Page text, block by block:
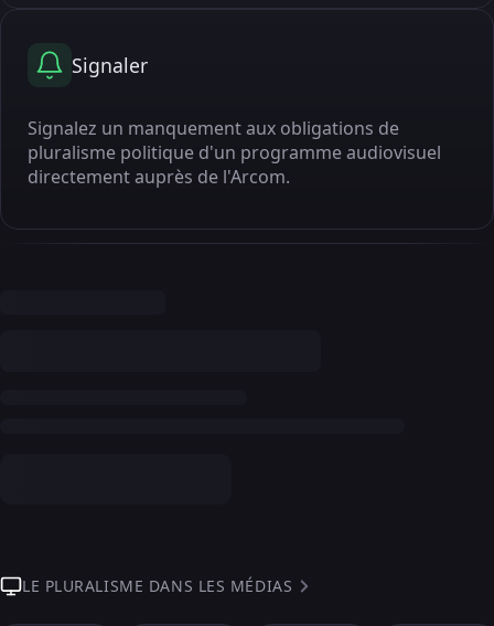
Signaler
Signalez un manquement aux obligations de
pluralisme politique d'un programme audiovisuel
directement auprès de l'Arcom.
LE PLURALISME DANS LES MÉDIAS